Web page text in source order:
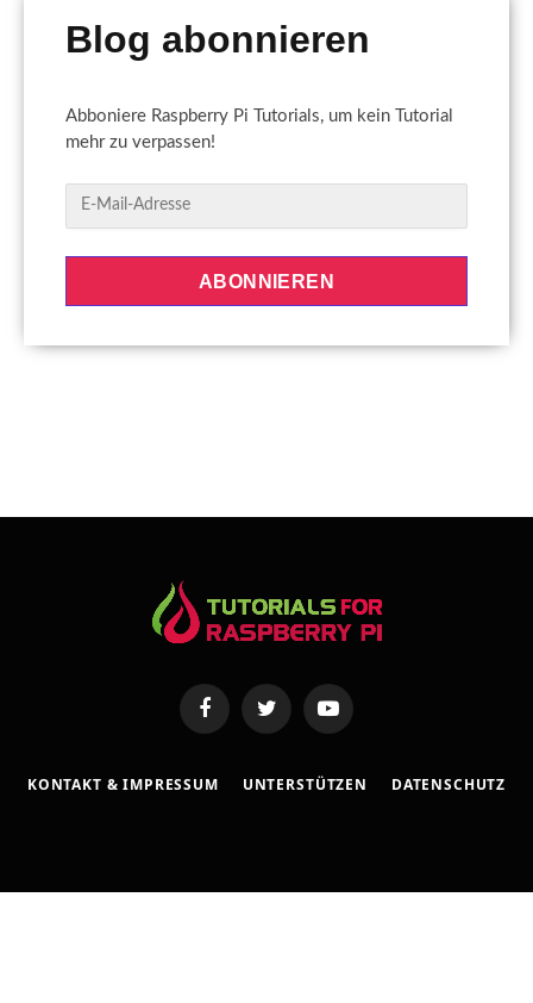
Blog abonnieren
Abboniere Raspberry Pi Tutorials, um kein Tutorial
mehr zu verpassen!
-
ABONNIEREN
FacebookTwitter YouTube
KONTAKT & IMPRESSUM UNTERSTÜTZEN DATENSCHUTZ